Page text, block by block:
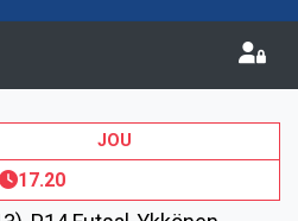
JOU
17.20